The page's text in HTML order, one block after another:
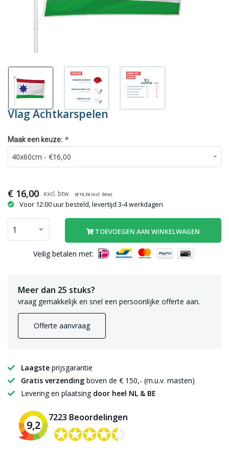
Vlag Achtkarspelen
Maak een keuze: *
€ 16,00 (€19,36incl. btw)
Voor 12:00 uur besteld, levertijd 3-4 werkdagen
TOEVOEGEN AAN WINKELWAGEN
Veilig betalen met:
Meer dan 25 stuks?
vraag gemakkelijk en snel een persoonlijke offerte aan.
Offerte aanvraag
Laagste prijsgarantie
Gratis verzending boven de € 150,- (m.u.v. masten)
Levering en plaatsing door heel NL & BE
9,2
7223 Beoordelingen
✪✪✪✪✪
✪✪✪✪✪